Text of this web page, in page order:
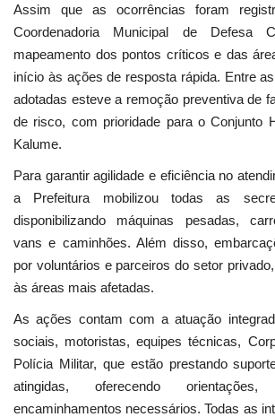
Assim que as ocorrências foram
Coordenadoria Municipal de Defesa
mapeamento dos pontos críticos e das
início às ações de resposta rápida. Entre
adotadas esteve a remoção preventiva de
de risco, com prioridade para o Conjunto
Kalume.
Para garantir agilidade e eficiência no
a Prefeitura mobilizou todas as
disponibilizando máquinas pesadas,
vans e caminhões. Além disso,
por voluntários e parceiros do setor
às áreas mais afetadas.
As ações contam com a atuação
sociais, motoristas, equipes técnicas,
Polícia Militar, que estão prestando
atingidas, oferecendo
encaminhamentos necessários. Todas as